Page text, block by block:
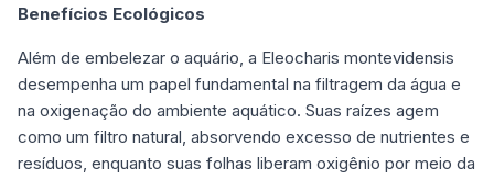
Benefícios Ecológicos
Além de embelezar o aquário, a Eleocharis montevidensis
desempenha um papel fundamental na filtragem da água e
na oxigenação do ambiente aquático. Suas raízes agem
como um filtro natural, absorvendo excesso de nutrientes e
resíduos, enquanto suas folhas liberam oxigênio por meio da